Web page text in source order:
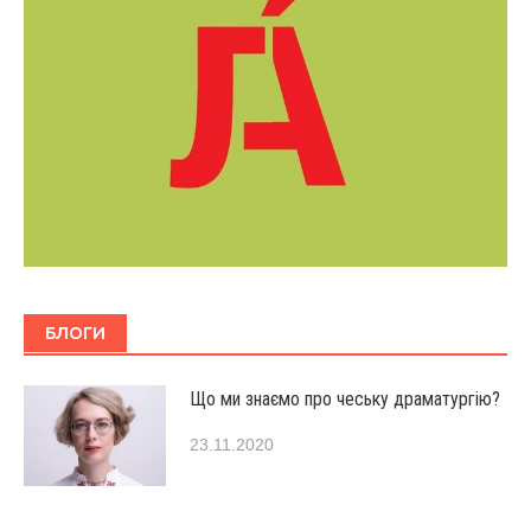
БЛОГИ
Що ми знаємо про чеську драматургію?
23.11.2020